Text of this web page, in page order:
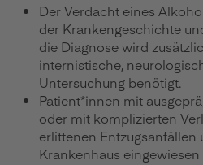
Der Verdacht eines
der Krankengeschichte
die Diagnose wird
internistische,
Untersuchung benötigt.
Patient*innen mit
oder mit komplizierten
erlittenen Entzugsanfällen
Krankenhaus eingewiesen